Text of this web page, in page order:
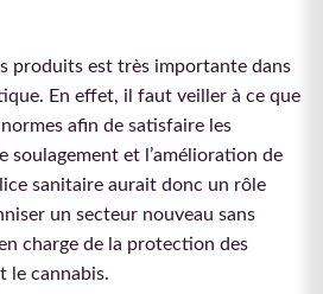
produits est très importante dans
En effet, il faut veiller à ce que
afin de satisfaire les
soulagement et l’amélioration de
sanitaire aurait donc un rôle
un secteur nouveau sans
charge de la protection des
le cannabis.